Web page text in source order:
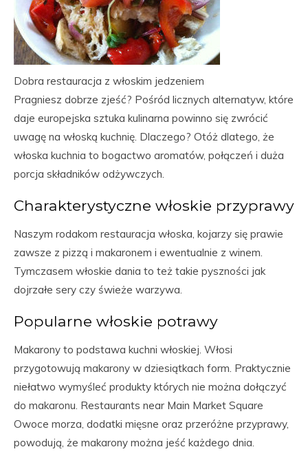
Dobra restauracja z włoskim jedzeniem
Pragniesz dobrze zjeść? Pośród licznych alternatyw, które
daje europejska sztuka kulinarna powinno się zwrócić
uwagę na włoską kuchnię. Dlaczego? Otóż dlatego, że
włoska kuchnia to bogactwo aromatów, połączeń i duża
porcja składników odżywczych.
Charakterystyczne włoskie przyprawy
Naszym rodakom restauracja włoska, kojarzy się prawie
zawsze z pizzą i makaronem i ewentualnie z winem.
Tymczasem włoskie dania to też takie pyszności jak
dojrzałe sery czy świeże warzywa.
Popularne włoskie potrawy
Makarony to podstawa kuchni włoskiej. Włosi
przygotowują makarony w dziesiątkach form. Praktycznie
niełatwo wymyśleć produkty których nie można dołączyć
do makaronu. Restaurants near Main Market Square
Owoce morza, dodatki mięsne oraz przeróżne przyprawy,
powodują, że makarony można jeść każdego dnia.